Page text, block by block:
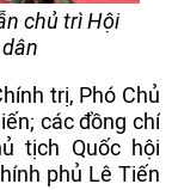
chủ trì Hội
trị, Phó Chủ
các đồng chí
tịch Quốc hội
phủ Lê Tiến